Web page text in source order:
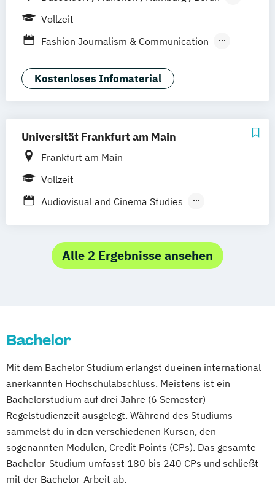
Wiesbaden
Vollzeit
Fashion Journalism & Communication
Industrie & Produkt Design
Interior Design
Kostenloses Infomaterial
Universität Frankfurt am Main
Frankfurt am Main
Vollzeit
Audiovisual and Cinema Studies
Kunst-Medien-Kulturelle Bildung
Kunstgeschichte Lehramt Musik
Alle 2 Ergebnisse ansehen
Bachelor
Mit dem Bachelor Studium erlangst du einen international
anerkannten Hochschulabschluss. Meistens ist ein
Bachelorstudium auf drei Jahre (6 Semester)
Regelstudienzeit ausgelegt. Während des Studiums
sammelst du in den verschiedenen Kursen, den
sogenannten Modulen, Credit Points (CPs). Das gesamte
Bachelor-Studium umfasst 180 bis 240 CPs und schließt
mit der Bachelor-Arbeit ab.